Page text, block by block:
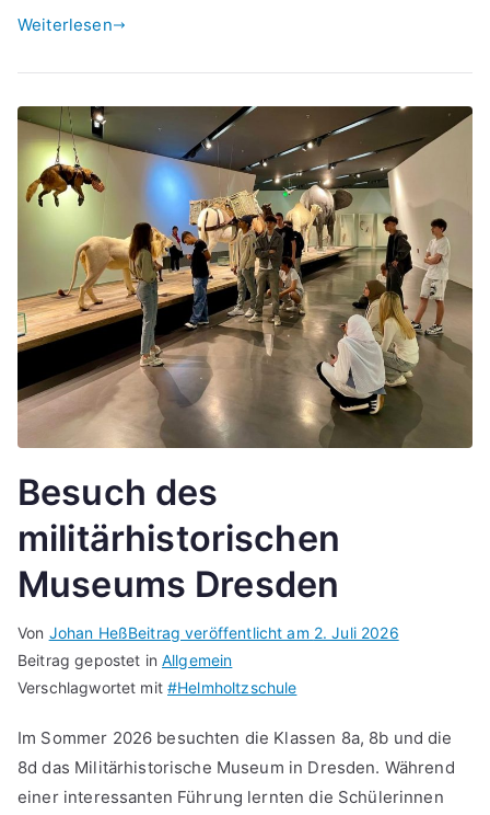
Weiterlesen
Besuch des
militärhistorischen
Museums Dresden
Von Johan HeßBeitrag veröffentlicht am 2. Juli 2026
Beitrag gepostet inAllgemein
Verschlagwortet mit#Helmholtzschule
Im Sommer 2026 besuchten die Klassen 8a, 8b und die
8d das Militärhistorische Museum in Dresden. Während
einer interessanten Führung lernten die Schülerinnen